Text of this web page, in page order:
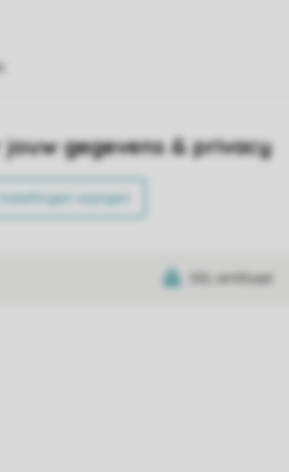
gegevens & privacy
Instellingen wijzigen
SSL certificaat